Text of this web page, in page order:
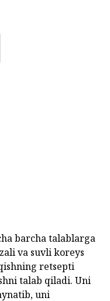
barcha talablarga
va suvli koreys
retsepti
talab qiladi. Uni
uni